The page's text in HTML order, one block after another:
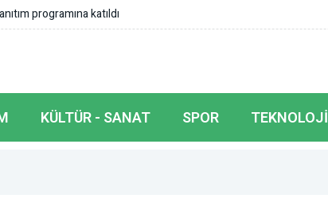
Başkanı Yazıcıoğlu ilk sırada yer aldı
KÜLTÜR - SANAT SPOR TEKNOLOJI